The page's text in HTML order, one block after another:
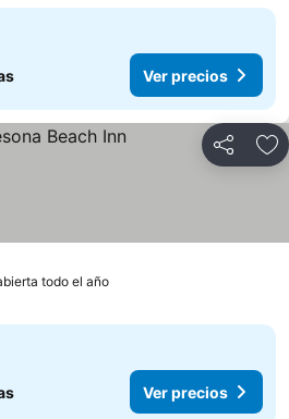
Ver precios
Compartir
todo el añoVer precios
precios
Ver precios